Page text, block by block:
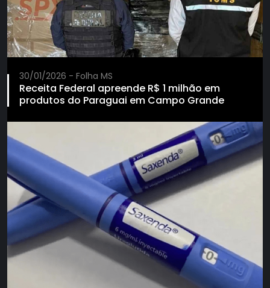
30/01/2026 - Folha MS
Receita Federal apreende R$ 1 milhão em
produtos do Paraguai em Campo Grande